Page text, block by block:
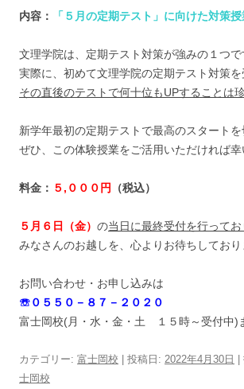
内容： 「５月の定期テスト」に向けた対策授
文理学院は、定期テスト対策が強みの１つで
実際に、初めて文理学院の定期テスト対策を
その直後のテストで何十位もUPすることは
新学年最初の定期テストで最高のスタートを
ぜひ、この体験授業をご活用いただければ幸
料金： ５,０００円 （税込）
５月６日（金） の当日に最終受付を行ってお
みなさんのお越しを、心よりお待ちしており
お問い合わせ・お申し込みは
☏０５５０－８７－２０２０
富士岡校(月・水・金・土 １５時～受付中)
カテゴリー: 富士岡校 | 投稿日: 2022年4月30日
士岡校